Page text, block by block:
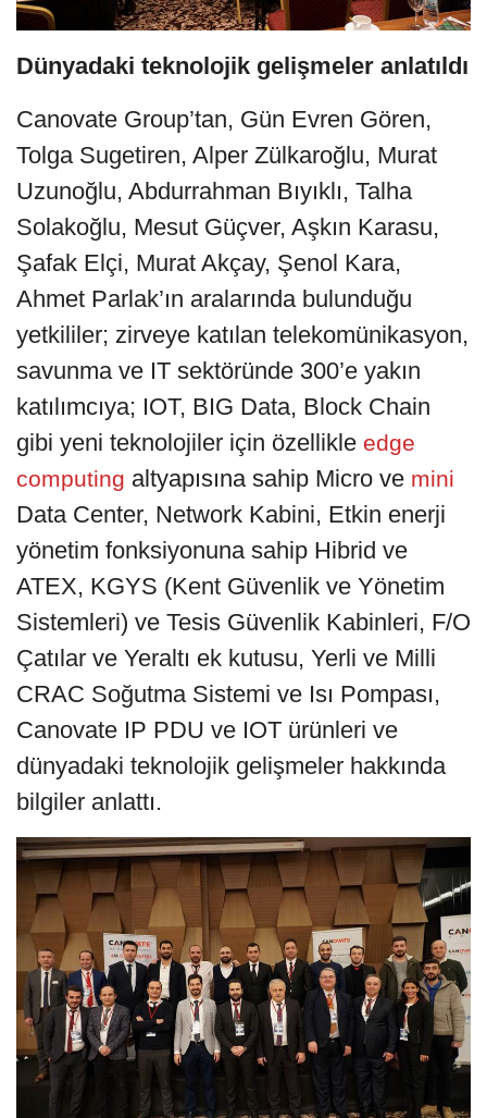
Dünyadaki teknolojik gelişmeler anlatıldı
Canovate Group’tan, Gün Evren Gören,
Tolga Sugetiren, Alper Zülkaroğlu, Murat
Uzunoğlu, Abdurrahman Bıyıklı, Talha
Solakoğlu, Mesut Güçver, Aşkın Karasu,
Şafak Elçi, Murat Akçay, Şenol Kara,
Ahmet Parlak’ın aralarında bulunduğu
yetkililer; zirveye katılan telekomünikasyon,
savunma ve IT sektöründe 300’e yakın
katılımcıya; IOT, BIG Data, Block Chain
gibi yeni teknolojiler için özellikle edge
computing altyapısına sahip Micro ve mini
Data Center, Network Kabini, Etkin enerji
yönetim fonksiyonuna sahip Hibrid ve
ATEX, KGYS (Kent Güvenlik ve Yönetim
Sistemleri) ve Tesis Güvenlik Kabinleri, F/O
Çatılar ve Yeraltı ek kutusu, Yerli ve Milli
CRAC Soğutma Sistemi ve Isı Pompası,
Canovate IP PDU ve IOT ürünleri ve
dünyadaki teknolojik gelişmeler hakkında
bilgiler anlattı.